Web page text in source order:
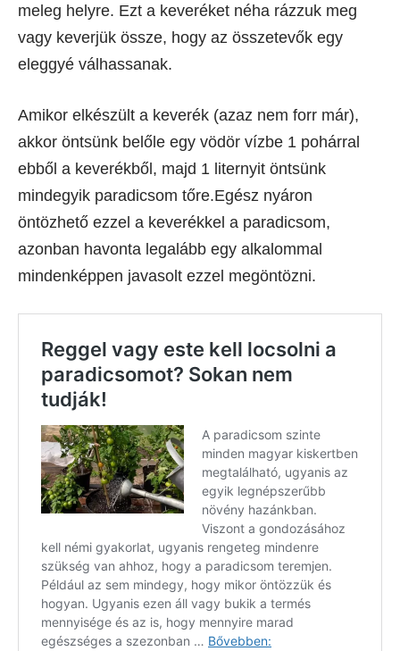
meleg helyre. Ezt a keveréket néha rázzuk meg
vagy keverjük össze, hogy az összetevők egy
eleggyé válhassanak.
Amikor elkészült a keverék (azaz nem forr már),
akkor öntsünk belőle egy vödör vízbe 1 pohárral
ebből a keverékből, majd 1 liternyit öntsünk
mindegyik paradicsom tőre.Egész nyáron
öntözhető ezzel a keverékkel a paradicsom,
azonban havonta legalább egy alkalommal
mindenképpen javasolt ezzel megöntözni.